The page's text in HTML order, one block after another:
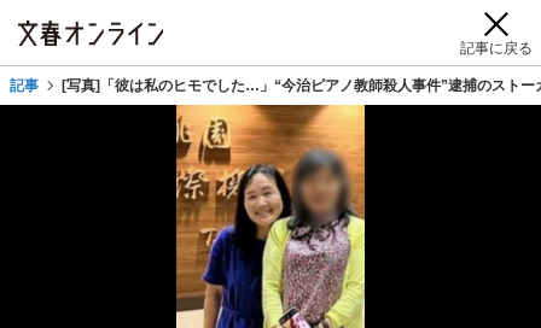
記事に戻る
記事 [写真]「彼は私のヒモでした…」“今治ピアノ教師殺人事件”逮捕のスト